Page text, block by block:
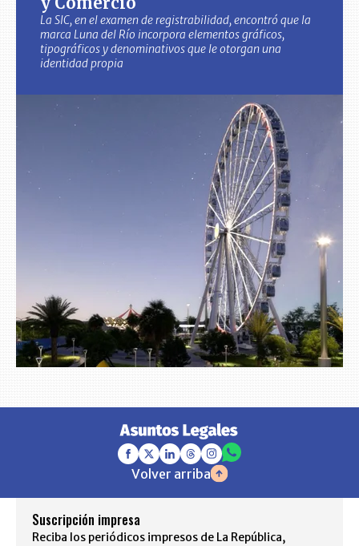
La SIC, en el examen de registrabilidad, encontró que la
marca Luna del Río incorpora elementos gráficos,
tipográficos y denominativos que le otorgan una
identidad propia
Volver arriba
Suscripción impresa
Reciba los periódicos impresos de La República,